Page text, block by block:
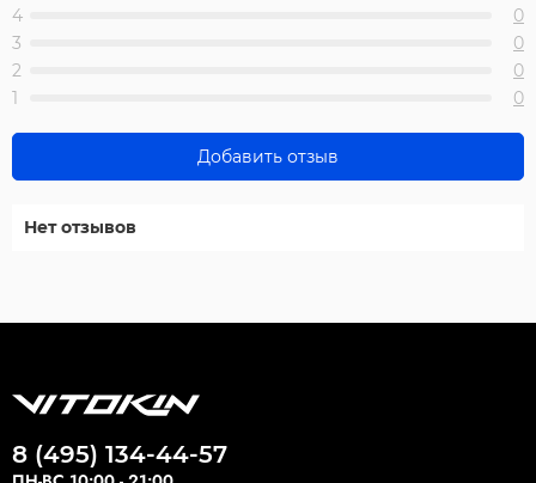
4
0
3
0
2
0
1
0
Добавить отзыв
Нет отзывов
8 (495) 134-44-57